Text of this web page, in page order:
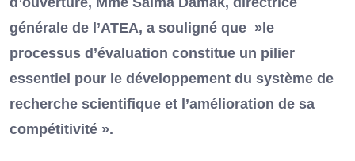
générale de l’ATEA, a souligné que »le
processus d’évaluation constitue un pilier
essentiel pour le développement du système de
recherche scientifique et l’amélioration de sa
compétitivité ».